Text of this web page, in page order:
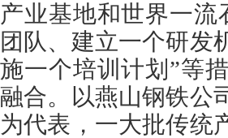
产业基地和世界一流
团队、建立一个研发
施一个培训计划”等
融合。以燕山钢铁公
为代表，一大批传统